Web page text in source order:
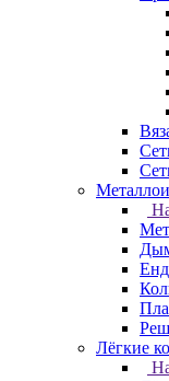
Лёгкие